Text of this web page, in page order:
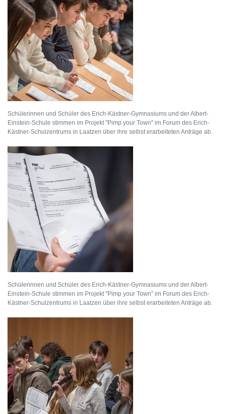
Schülerinnen und Schüler des Erich-Kästner-Gymnasiums und der Albert-
Einstein-Schule stimmen im Projekt "Pimp your Town" im Forum des Erich-
Kästner-Schulzentrums in Laatzen über ihre selbst erarbeiteten Anträge ab.
Schülerinnen und Schüler des Erich-Kästner-Gymnasiums und der Albert-
Einstein-Schule stimmen im Projekt "Pimp your Town" im Forum des Erich-
Kästner-Schulzentrums in Laatzen über ihre selbst erarbeiteten Anträge ab.